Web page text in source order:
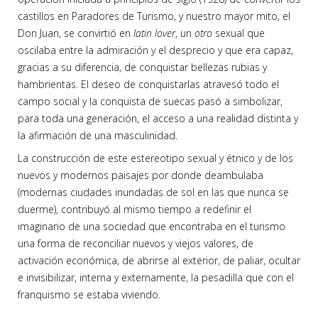
castillos en Paradores de Turismo, y nuestro mayor mito, el
Don Juan, se convirtió en latin lover, un otro sexual que
oscilaba entre la admiración y el desprecio y que era capaz,
gracias a su diferencia, de conquistar bellezas rubias y
hambrientas. El deseo de conquistarlas atravesó todo el
campo social y la conquista de suecas pasó a simbolizar,
para toda una generación, el acceso a una realidad distinta y
la afirmación de una masculinidad.
La construcción de este estereotipo sexual y étnico y de los
nuevos y modernos paisajes por donde deambulaba
(modernas ciudades inundadas de sol en las que nunca se
duerme), contribuyó al mismo tiempo a redefinir el
imaginario de una sociedad que encontraba en el turismo
una forma de reconciliar nuevos y viejos valores, de
activación económica, de abrirse al exterior, de paliar, ocultar
e invisibilizar, interna y externamente, la pesadilla que con el
franquismo se estaba viviendo.